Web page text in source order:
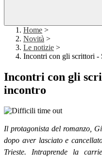
Home >
Novità >
Le notizie >
Incontri con gli scrittori -
Incontri con gli
incontro
Il protagonista del romanzo,
dopo aver lasciato e
Trieste. Intraprende la